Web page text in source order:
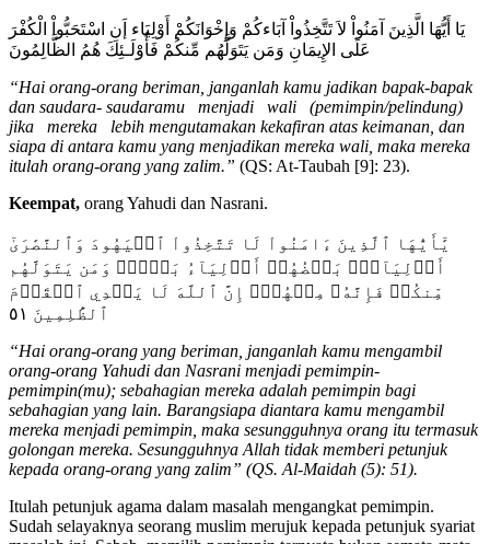
يَا أَيُّهَا الَّذِينَ آمَنُواْ لاَ تَتَّخِذُواْ آبَاءكُمْ وَإِخْوَانَكُمْ أَوْلِيَاء إَنِ اسْتَحَبُّواْ الْكُفْرَ
عَلَى الإِيمَانِ وَمَن يَتَوَلَّهُم مِّنكُمْ فَأُوْلَـئِكَ هُمُ الظَّالِمُونَ
“Hai orang-orang beriman, janganlah kamu jadikan bapak-bapak
dan saudara- saudaramu menjadi wali (pemimpin/pelindung)
jika mereka lebih mengutamakan kekafiran atas keimanan, dan
siapa di antara kamu yang menjadikan mereka wali, maka mereka
itulah orang-orang yang zalim.” (QS: At-Taubah [9]: 23).
Keempat, orang Yahudi dan Nasrani.
يَٰٓأَيُّهَا ٱلَّذِينَ ءَامَنُواْ لَا تَتَّخِذُواْ ٱلۡيَهُودَ وَٱلنَّصَٰرَىٰٓ
أَوۡلِيَآءَۘ بَعۡضُهُمۡ أَوۡلِيَآءُ بَعۡضٖۚ وَمَن يَتَوَلَّهُم
مِّنكُمۡ فَإِنَّهُۥ مِنۡهُمۡۗ إِنَّ ٱللَّهَ لَا يَهۡدِي ٱلۡقَوۡمَ
ٱلظَّٰلِمِينَ ٥١
“Hai orang-orang yang beriman, janganlah kamu mengambil
orang-orang Yahudi dan Nasrani menjadi pemimpin-
pemimpin(mu); sebahagian mereka adalah pemimpin bagi
sebahagian yang lain. Barangsiapa diantara kamu mengambil
mereka menjadi pemimpin, maka sesungguhnya orang itu termasuk
golongan mereka. Sesungguhnya Allah tidak memberi petunjuk
kepada orang-orang yang zalim” (QS. Al-Maidah (5): 51).
Itulah petunjuk agama dalam masalah mengangkat pemimpin.
Sudah selayaknya seorang muslim merujuk kepada petunjuk syariat